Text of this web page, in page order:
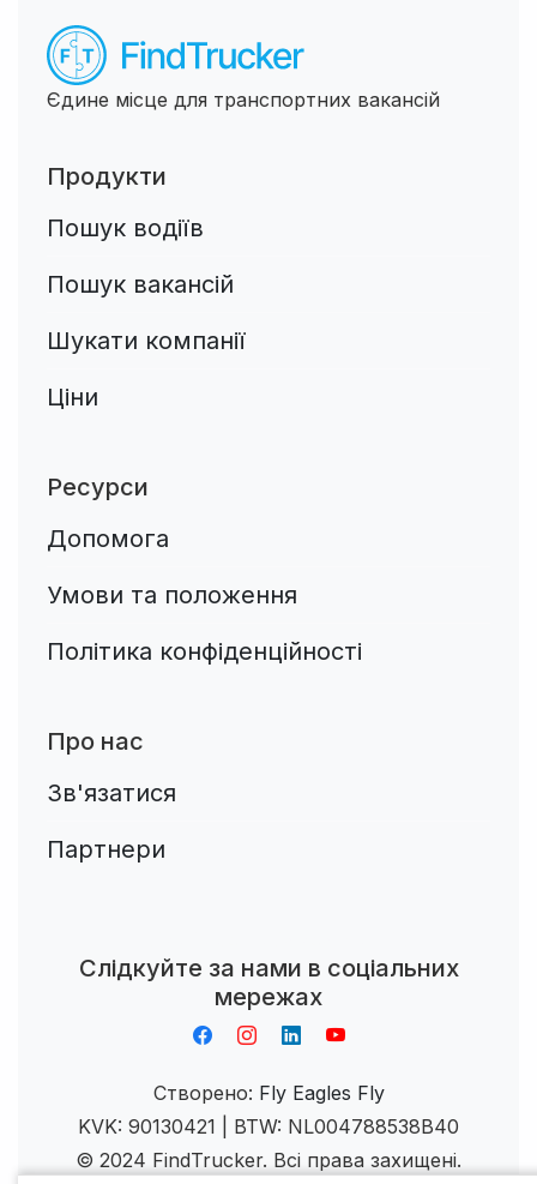
Єдине місце для транспортних вакансій
Продукти
Пошук водіїв
Пошук вакансій
Шукати компанії
Ціни
Ресурси
Допомога
Умови та положення
Політика конфіденційності
Про нас
Зв'язатися
Партнери
Слідкуйте за нами в соціальних
мережах
Створено: Fly Eagles Fly
KVK: 90130421 | BTW: NL004788538B40
© 2024 FindTrucker. Всі права захищені.